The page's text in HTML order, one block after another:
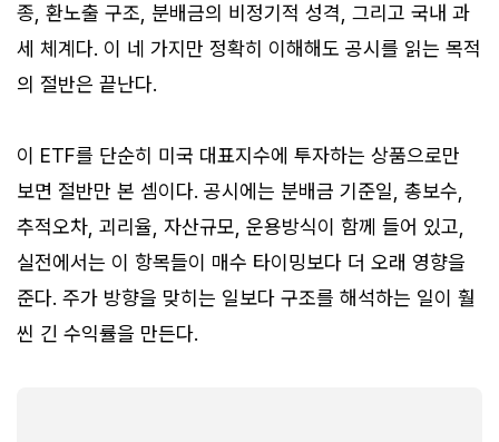
종, 환노출 구조, 분배금의 비정기적 성격, 그리고 국내 과
세 체계다. 이 네 가지만 정확히 이해해도 공시를 읽는 목적
의 절반은 끝난다.
이 ETF를 단순히 미국 대표지수에 투자하는 상품으로만
보면 절반만 본 셈이다. 공시에는 분배금 기준일, 총보수,
추적오차, 괴리율, 자산규모, 운용방식이 함께 들어 있고,
실전에서는 이 항목들이 매수 타이밍보다 더 오래 영향을
준다. 주가 방향을 맞히는 일보다 구조를 해석하는 일이 훨
씬 긴 수익률을 만든다.